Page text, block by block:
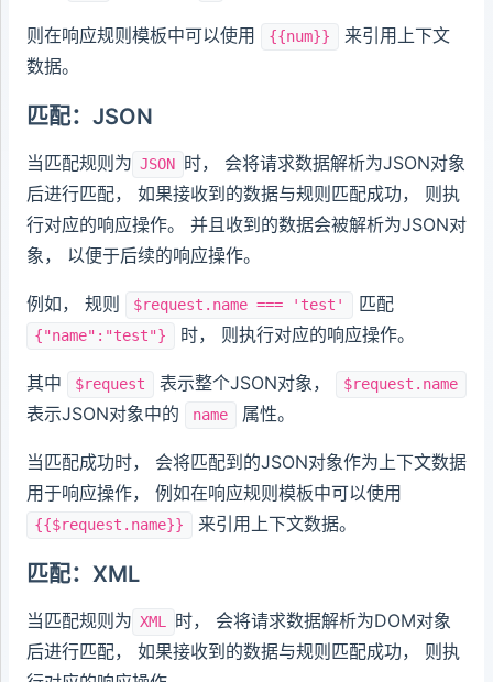
则在响应规则模板中可以使用 {{num}}
来引用上下文
数据。
匹配：JSON
当匹配规则为 JSON 时， 会将请求数据解析为JSON对象
后进行匹配， 如果接收到的数据与规则匹配成功， 则执
行对应的响应操作。 并且收到的数据会被解析为JSON对
象， 以便于后续的响应操作。
例如， 规则 $request.name === 'test' 匹配
{"name":"test"} 时， 则执行对应的响应操作。
其中 $request 表示整个JSON对象， $request.name
表示JSON对象中的 name 属性。
当匹配成功时， 会将匹配到的JSON对象作为上下文数据
用于响应操作， 例如在响应规则模板中可以使用
{{$request.name}} 来引用上下文数据。
匹配：XML
当匹配规则为 XML 时， 会将请求数据解析为DOM对象
后进行匹配， 如果接收到的数据与规则匹配成功， 则执